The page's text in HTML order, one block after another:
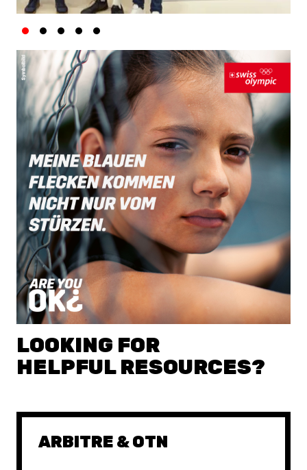
LOOKING FOR
HELPFUL RESOURCES?
ARBITRE & OTN